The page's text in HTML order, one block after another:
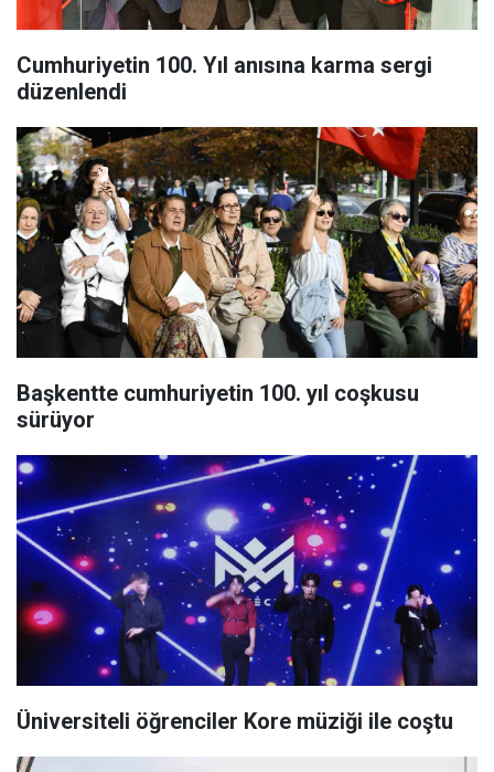
Cumhuriyetin 100. Yıl anısına karma sergi
düzenlendi
Başkentte cumhuriyetin 100. yıl coşkusu
sürüyor
Üniversiteli öğrenciler Kore müziği ile coştu